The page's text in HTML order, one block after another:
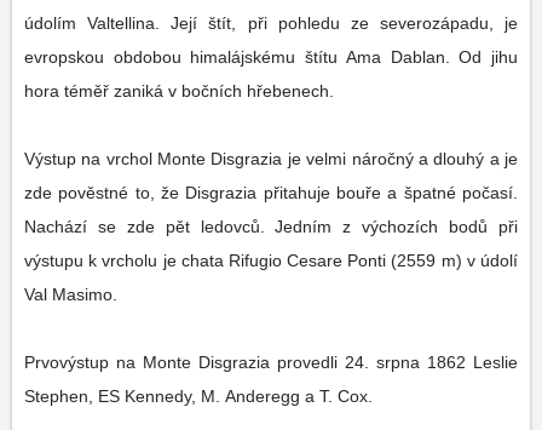
údolím Valtellina. Její štít, při pohledu ze severozápadu, je
evropskou obdobou himalájskému štítu Ama Dablan. Od jihu
hora téměř zaniká v bočních hřebenech.
Výstup na vrchol Monte Disgrazia je velmi náročný a dlouhý a je
zde pověstné to, že Disgrazia přitahuje bouře a špatné počasí.
Nachází se zde pět ledovců. Jedním z výchozích bodů při
výstupu k vrcholu je chata Rifugio Cesare Ponti (2559 m) v údolí
Val Masimo.
Prvovýstup na Monte Disgrazia provedli 24. srpna 1862 Leslie
Stephen, ES Kennedy, M. Anderegg a T. Cox.